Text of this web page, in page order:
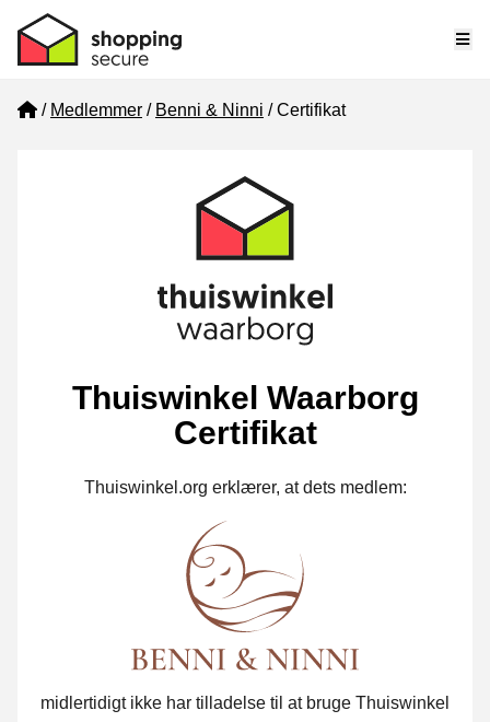
Home
Medlemmer Benni & Ninni Certifikat
Thuiswinkel Waarborg
Certifikat
Thuiswinkel.org erklærer, at dets medlem:
midlertidigt ikke har tilladelse til at bruge Thuiswinkel